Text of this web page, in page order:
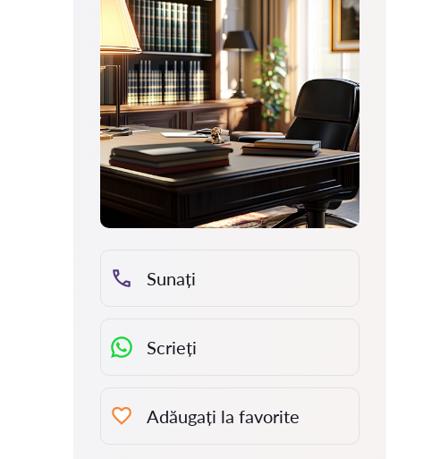
Sunați
Scrieți
Adăugați la favorite